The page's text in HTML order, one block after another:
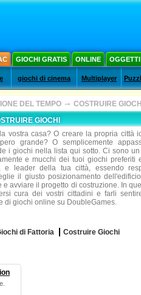
GIOCHI GRATIS ONLINE
giochi di cinema Multiplayer
DEL TEMPO → COSTRUIRE GIOCHI
GIOCHI
vostra casa? O creare la propria città
grande? O semplicemente
i giochi nella lista qui sotto. Ci sono
e mucchi dei tuoi giochi preferiti
e leader della tua città, essendo
il giusto posizionamento
e avviare il progetto di costruzione. In
cura dei vostri cittadini e farli
di giochi online su DoubleGames.
di Fattoria Costruire Giochi